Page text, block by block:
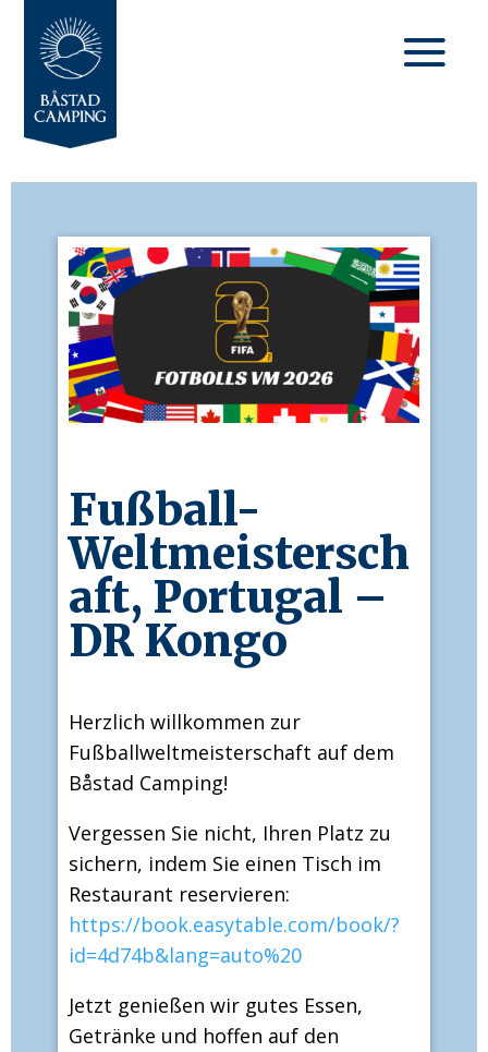
Fußball-
Weltmeistersch
aft, Portugal –
DR Kongo
Herzlich willkommen zur
Fußballweltmeisterschaft auf dem
Båstad Camping!
Vergessen Sie nicht, Ihren Platz zu
sichern, indem Sie einen Tisch im
Restaurant reservieren:
https://book.easytable.com/book/?
id=4d74b&lang=auto%20
Jetzt genießen wir gutes Essen,
Getränke und hoffen auf den